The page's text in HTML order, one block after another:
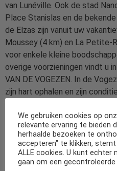
van Lunéville. Ook de stad
Place Stanislas en de
de Elzas zijn vanuit uw
Moussey (4 km) en La Petite-
voor enkele kleine
overige voorzieningen vindt u
VAN DE VOGEZEN. In de
zijn hart ophalen en zijn
mooie en bekende cols zoals
km, 1100 meter), de
Ballon (12 km, 1150 meter) en
meter). De mooie groene
vergezichten plus de goed
We gebruiken cookies op
relevante ervaring te bieden
herhaalde bezoeken te
accepteren" te klikken,
ALLE cookies. U kunt echter
gaan om een